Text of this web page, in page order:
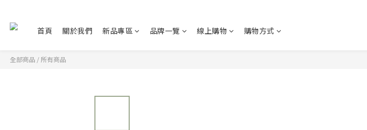
首頁 關於我們 新品專區 品牌一覽 線上購物 購物方式
全部商品 / 所有商品